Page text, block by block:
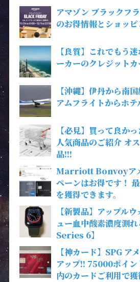
アマゾン ブラックフ
のお得情報とショッ
【良質】これでもう
ーカーのクレジット
【沖縄】伊丹から南
アムフライトからホ
【必見】買って良か
人気商品のご紹介 オ
品!!!
Marriott Bonvoyア
ペーンはお得です！
を獲得できます。
【新製品】アップル
ュー血中酸素濃度測
Series 6】
【神カード】SPG ア
アップ!! 75000ポイ
内のカードご利用で